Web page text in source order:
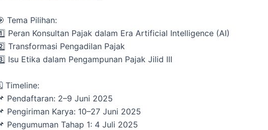
Tema Pilihan:
Peran Konsultan Pajak dalam Era Artificial Intelligence (AI)
Transformasi Pengadilan Pajak
Isu Etika dalam Pengampunan Pajak Jilid III
Timeline:
Pendaftaran: 2–9 Juni 2025
Pengiriman Karya: 10–27 Juni 2025
Pengumuman Tahap 1: 4 Juli 2025